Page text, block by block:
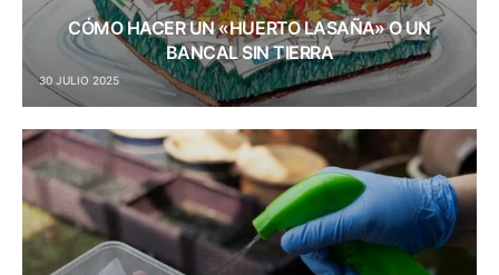
CÓMO HACER UN «HUERTO LASAÑA» O UN
BANCAL SIN TIERRA
30 JULIO 2025